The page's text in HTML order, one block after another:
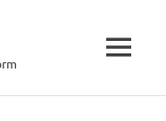
MENU